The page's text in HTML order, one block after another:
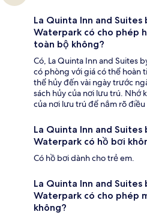
La Quinta Inn and
Waterpark có cho phép
toàn bộ không?
Có, La Quinta Inn and Suites
có phòng với giá có thể hoàn
thể hủy đến vài ngày trước
sách hủy của nơi lưu trú. Nhớ
của nơi lưu trú để nắm rõ
La Quinta Inn and
Waterpark có hồ bơi
Có hồ bơi dành cho trẻ em.
La Quinta Inn and
Waterpark có cho phép
không?